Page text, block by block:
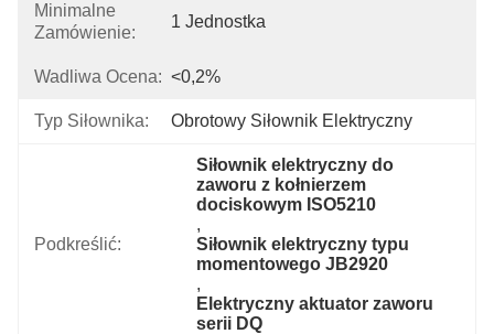
Minimalne
Zamówienie:
1 Jednostka
Wadliwa Ocena: <0,2%
Typ Siłownika: Obrotowy Siłownik Elektryczny
Podkreślić:
Siłownik elektryczny do
zaworu z kołnierzem
dociskowym ISO5210
,
Siłownik elektryczny typu
momentowego JB2920
,
Elektryczny aktuator zaworu
serii DQ